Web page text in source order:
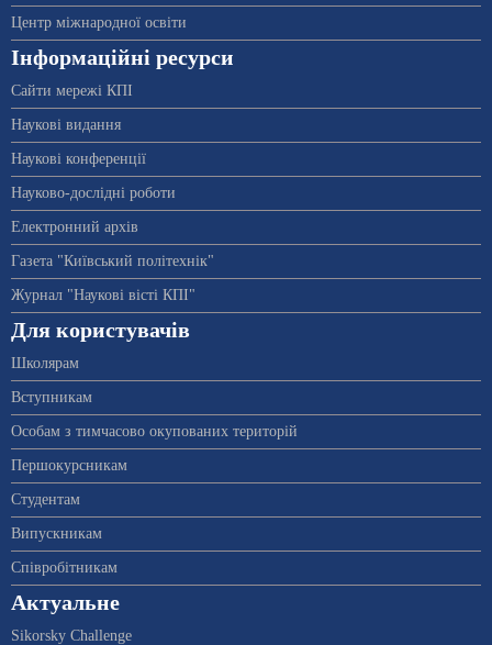
Центр міжнародної освіти
Інформаційні ресурси
Сайти мережі КПІ
Наукові видання
Наукові конференції
Науково-дослідні роботи
Електронний архів
Газета "Київський політехнік"
Журнал "Наукові вісті КПІ"
Для користувачів
Школярам
Вступникам
Особам з тимчасово окупованих територій
Першокурсникам
Студентам
Випускникам
Співробітникам
Актуальне
Sikorsky Challenge